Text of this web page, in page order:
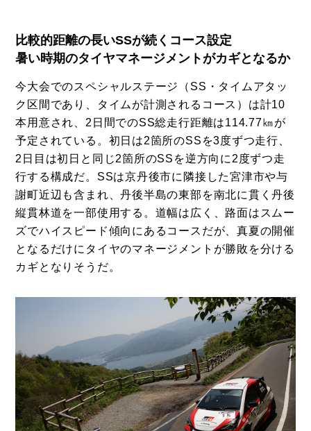
比較的距離の長いSSが続くコース設定
暑い時期のタイヤマネージメントがカギとなるか
今大会でのスペシャルステージ（SS・タイムアタッ
ク区間であり、タイムが計測されるコース）は計10
本用意され、2日間でのSS総走行距離は114.77㎞が
予定されている。初日は2箇所のSSを3度ずつ走行、
2日目は初日と同じ2箇所のSSを逆方向に2度ずつ走
行する構成だ。SSは京丹後市に隣接した宮津市や与
謝町近辺も含まれ、丹後半島の東部を南北に貫く丹後
縦貫林道を一部使用する。道幅は広く、路面はスムー
ズでハイスピード傾向にあるコースだが、真夏の開催
となるだけにタイヤのマネージメントが勝敗を分ける
カギとなりそうだ。